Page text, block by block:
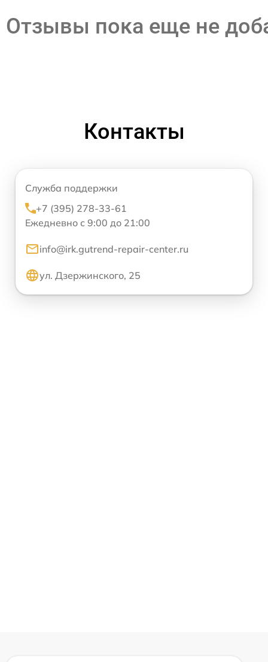
Отзывы пока еще не
Контакты
Служба поддержки
+7 (395) 278-33-61
Ежедневно с 9:00 до 21:00
info@irk.gutrend-repair-center.ru
ул. Дзержинского, 25